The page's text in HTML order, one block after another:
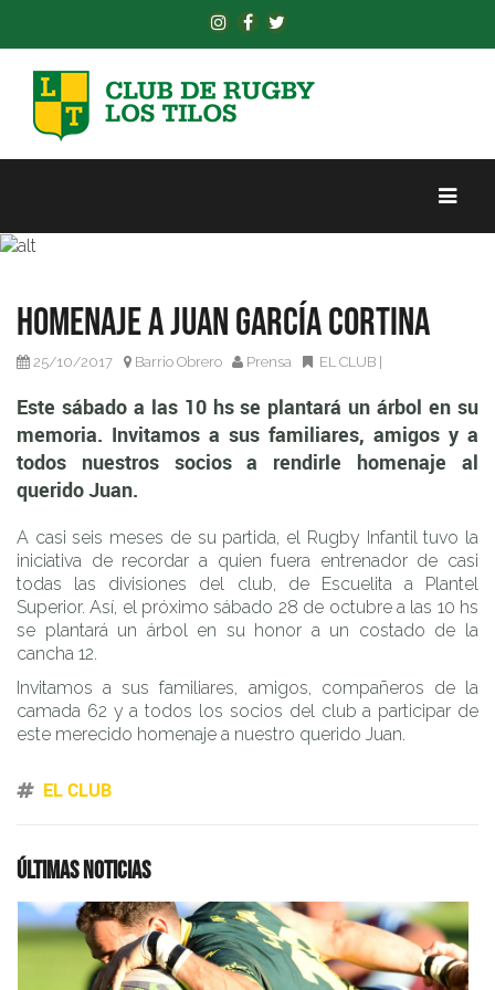
memoria. Invitamos a sus familiares, amigos y a todos
nuestros socios a rendirle homenaje al querido Juan.
Homenaje a Juan García Cortina
25/10/2017 Barrio Obrero Prensa EL CLUB|
Este sábado a las 10 hs se plantará un árbol en su
memoria. Invitamos a sus familiares, amigos y a
todos nuestros socios a rendirle homenaje al
querido Juan.
A casi seis meses de su partida, el Rugby Infantil tuvo la
iniciativa de recordar a quien fuera entrenador de casi
todas las divisiones del club, de Escuelita a Plantel
Superior. Así, el próximo sábado 28 de octubre a las 10 hs
se plantará un árbol en su honor a un costado de la
cancha 12.
Invitamos a sus familiares, amigos, compañeros de la
camada 62 y a todos los socios del club a participar de
este merecido homenaje a nuestro querido Juan.
EL CLUB
Últimas noticias